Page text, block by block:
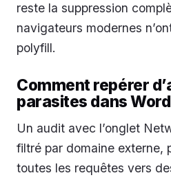
reste la suppression
navigateurs modernes
polyfill.
Comment repérer
parasites dans
Un audit avec l’onglet
filtré par domaine externe,
toutes les requêtes vers